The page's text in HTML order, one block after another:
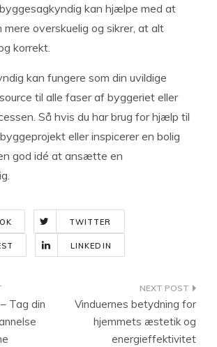
kan hjælpe med at
mere overskuelig og sikrer, at alt
korrekt.
kan fungere som din uvildige
til alle faser af byggeriet eller
Så hvis du har brug for hjælp til
eller inspicerer en bolig
god idé at ansætte en
TWITTER
LINKEDIN
Tag din
Vinduernes betydning for
hjemmets æstetik og
energieffektivitet